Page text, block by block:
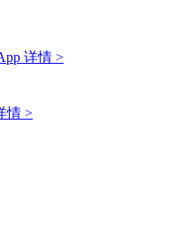
详情 >
情 >